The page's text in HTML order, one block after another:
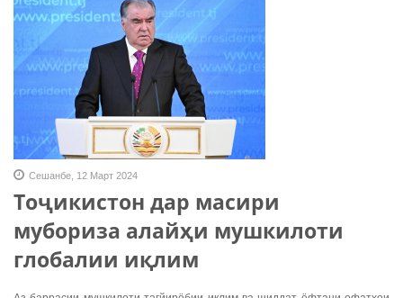
Сешанбе, 12 Март 2024
Тоҷикистон дар масири
мубориза алайҳи мушкилоти
глобалии иқлим